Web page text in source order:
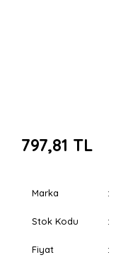
797,81 TL
Marka
Stok Kodu
Fiyat